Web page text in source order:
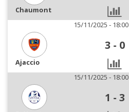
Chaumont
15/11/2025 - 18:00
3 - 0
Ajaccio
15/11/2025 - 18:00
1 - 3